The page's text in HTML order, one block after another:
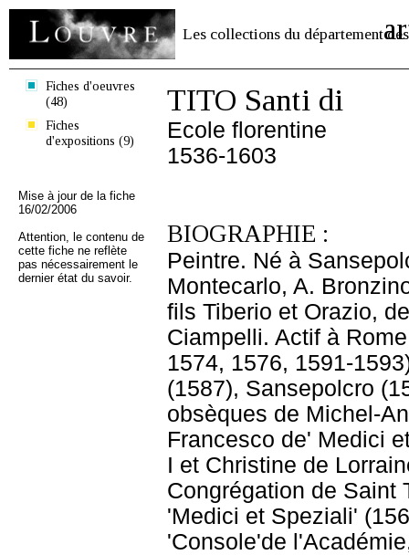
Les collections du département des
Fiches d'oeuvres
(48)
Fiches
d'expositions (9)
Mise à jour de la fiche
16/02/2006
Attention, le contenu de
cette fiche ne reflète
pas nécessairement le
dernier état du savoir.
TITO Santi di
Ecole florentine
1536-1603
BIOGRAPHIE :
Peintre. Né à
Montecarlo, A.
fils Tiberio et Orazio,
Ciampelli. Actif à
1574, 1576, 1591-
(1587), Sansepolcro
obsèques de Michel-
Francesco de' Medici
I et Christine de
Congrégation de Saint
'Medici et Speziali'
'Console'de